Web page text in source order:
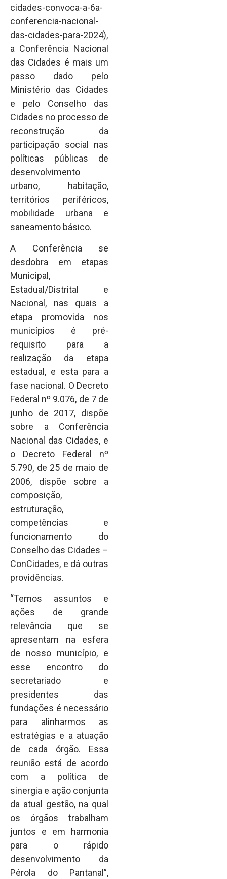
cidades-convoca-a-6a-
conferencia-nacional-
das-cidades-para-2024),
a Conferência Nacional
das Cidades é mais um
passo dado pelo
Ministério das Cidades
e pelo Conselho das
Cidades no processo de
reconstrução da
participação social nas
políticas públicas de
desenvolvimento
urbano, habitação,
territórios periféricos,
mobilidade urbana e
saneamento básico.
A Conferência se
desdobra em etapas
Municipal,
Estadual/Distrital e
Nacional, nas quais a
etapa promovida nos
municípios é pré-
requisito para a
realização da etapa
estadual, e esta para a
fase nacional. O Decreto
Federal nº 9.076, de 7 de
junho de 2017, dispõe
sobre a Conferência
Nacional das Cidades, e
o Decreto Federal nº
5.790, de 25 de maio de
2006, dispõe sobre a
composição,
estruturação,
competências e
funcionamento do
Conselho das Cidades –
ConCidades, e dá outras
providências.
“Temos assuntos e
ações de grande
relevância que se
apresentam na esfera
de nosso município, e
esse encontro do
secretariado e
presidentes das
fundações é necessário
para alinharmos as
estratégias e a atuação
de cada órgão. Essa
reunião está de acordo
com a política de
sinergia e ação conjunta
da atual gestão, na qual
os órgãos trabalham
juntos e em harmonia
para o rápido
desenvolvimento da
Pérola do Pantanal”,